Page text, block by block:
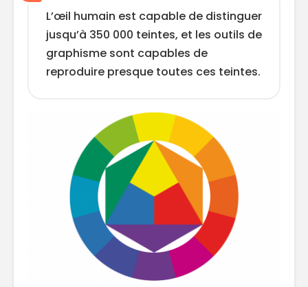
L’œil humain est capable de distinguer
jusqu’à 350 000 teintes, et les outils de
graphisme sont capables de
reproduire presque toutes ces teintes.